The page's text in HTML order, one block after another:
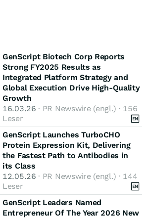
GenScript Biotech Corp Reports
Strong FY2025 Results as
Integrated Platform Strategy and
Global Execution Drive High-Quality
Growth
16.03.26 · PR Newswire (engl.) · 156
Leser
GenScript Launches TurboCHO
Protein Expression Kit, Delivering
the Fastest Path to Antibodies in
its Class
12.05.26 · PR Newswire (engl.) · 144
Leser
GenScript Leaders Named
Entrepreneur Of The Year 2026 New